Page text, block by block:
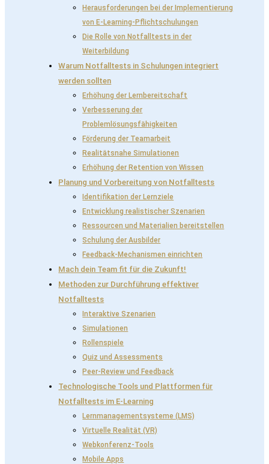
Herausforderungen bei der Implementierung
von E-Learning-Pflichtschulungen
Die Rolle von Notfalltests in der
Weiterbildung
Warum Notfalltests in Schulungen integriert
werden sollten
Erhöhung der Lernbereitschaft
Verbesserung der
Problemlösungsfähigkeiten
Förderung der Teamarbeit
Realitätsnahe Simulationen
Erhöhung der Retention von Wissen
Planung und Vorbereitung von Notfalltests
Identifikation der Lernziele
Entwicklung realistischer Szenarien
Ressourcen und Materialien bereitstellen
Schulung der Ausbilder
Feedback-Mechanismen einrichten
Mach dein Team fit für die Zukunft!
Methoden zur Durchführung effektiver
Notfalltests
Interaktive Szenarien
Simulationen
Rollenspiele
Quiz und Assessments
Peer-Review und Feedback
Technologische Tools und Plattformen für
Notfalltests im E-Learning
Lernmanagementsysteme (LMS)
Virtuelle Realität (VR)
Webkonferenz-Tools
Mobile Apps